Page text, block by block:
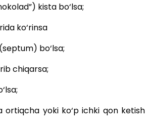
kista bo‘lsa;
ko‘rinsa
bo‘lsa;
chiqarsa;
ortiqcha yoki ko‘p ichki qon ketish